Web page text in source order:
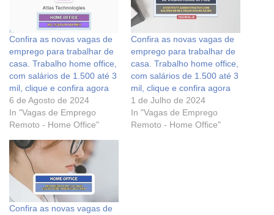
Confira as novas vagas de
emprego para trabalhar de
casa. Trabalho home office,
com salários de 1.500 até 3
mil, clique e confira agora
6 de Agosto de 2024
In "Vagas de Emprego
Remoto - Home Office"
Confira as novas vagas de
emprego para trabalhar de
casa. Trabalho home office,
com salários de 1.500 até 3
mil, clique e confira agora
1 de Julho de 2024
In "Vagas de Emprego
Remoto - Home Office"
Confira as novas vagas de